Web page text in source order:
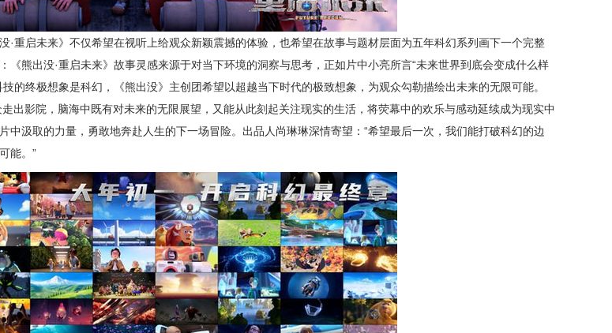
启未来》不仅希望在视听上给观众新颖震撼的体验，也希望在故事与题材层面为五年科幻系列画下一个完整
《熊出没·重启未来》故事灵感来源于对当下环境的洞察与思考，正如片中小亮所言“未来世界到底会变成什么样
的终极想象是科幻，《熊出没》主创团希望以超越当下时代的极致想象，为观众勾勒描绘出未来的无限可能。
出影院，脑海中既有对未来的无限展望，又能从此刻起关注现实的生活，将荧幕中的欢乐与感动延续成为现实中
中汲取的力量，勇敢地奔赴人生的下一场冒险。出品人尚琳琳深情寄望：“希望最后一次，我们能打破科幻的边
能。”